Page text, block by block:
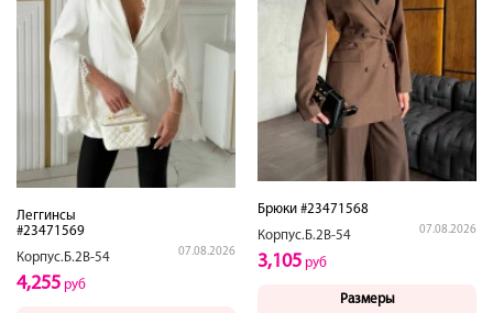
Леггинсы
#23471569
Корпус.Б.2В-54
07.08.2026
4,255 руб
Брюки #23471568
Корпус.Б.2В-54
07.08.2026
3,105 руб
Размеры